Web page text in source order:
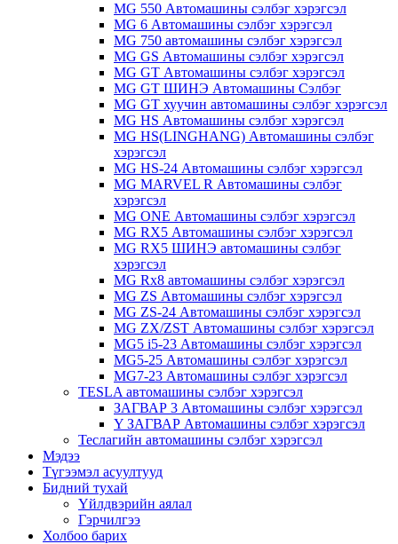
MG 550 Автомашины сэлбэг хэрэгсэл
MG 6 Автомашины сэлбэг хэрэгсэл
MG 750 автомашины сэлбэг хэрэгсэл
MG GS Автомашины сэлбэг хэрэгсэл
MG GT Автомашины сэлбэг хэрэгсэл
MG GT ШИНЭ Автомашины Сэлбэг
MG GT хуучин автомашины сэлбэг хэрэгсэл
MG HS Автомашины сэлбэг хэрэгсэл
MG HS(LINGHANG) Автомашины сэлбэг
хэрэгсэл
MG HS-24 Автомашины сэлбэг хэрэгсэл
MG MARVEL R Автомашины сэлбэг
хэрэгсэл
MG ONE Автомашины сэлбэг хэрэгсэл
MG RX5 Автомашины сэлбэг хэрэгсэл
MG RX5 ШИНЭ автомашины сэлбэг
хэрэгсэл
MG Rx8 автомашины сэлбэг хэрэгсэл
MG ZS Автомашины сэлбэг хэрэгсэл
MG ZS-24 Автомашины сэлбэг хэрэгсэл
MG ZX/ZST Автомашины сэлбэг хэрэгсэл
MG5 i5-23 Автомашины сэлбэг хэрэгсэл
MG5-25 Автомашины сэлбэг хэрэгсэл
MG7-23 Автомашины сэлбэг хэрэгсэл
TESLA автомашины сэлбэг хэрэгсэл
ЗАГВАР 3 Автомашины сэлбэг хэрэгсэл
Y ЗАГВАР Автомашины сэлбэг хэрэгсэл
Теслагийн автомашины сэлбэг хэрэгсэл
Мэдээ
Түгээмэл асуултууд
Бидний тухай
Үйлдвэрийн аялал
Гэрчилгээ
Холбоо барих